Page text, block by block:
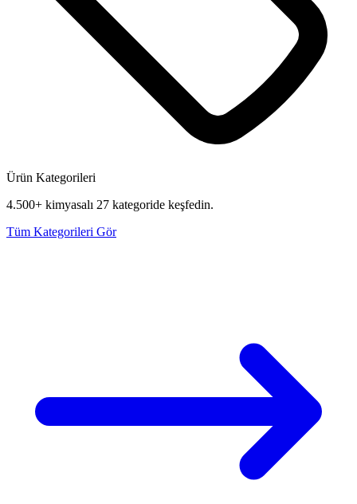
Ürün Kategorileri
4.500+ kimyasalı 27 kategoride keşfedin.
Tüm Kategorileri Gör